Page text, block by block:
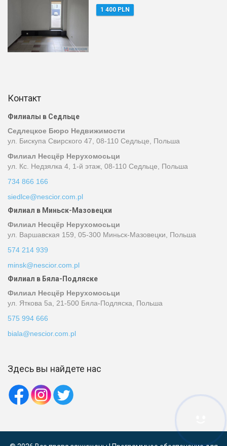
1 400 PLN
Контакт
Филиалы в Седльце
Седлецкое Бюро Недвижимости
ул. Бискупа Свирского 47, 08-110 Седльце, Польша
Филиал Несцёр Нерухомосьци
ул. Кс. Недзялка 4, 1-й этаж, 08-110 Седльце, Польша
734 866 166
siedlce@nescior.com.pl
Филиал в Миньск-Мазовецки
Филиал Несцёр Нерухомосьци
ул. Варшавская 159, 05-300 Миньск-Мазовецки, Польша
574 214 939
minsk@nescior.com.pl
Филиал в Бяла-Подляске
Филиал Несцёр Нерухомосьци
ул. Яткова 5a, 21-500 Бяла-Подляска, Польша
575 994 666
biala@nescior.com.pl
Здесь вы найдете нас